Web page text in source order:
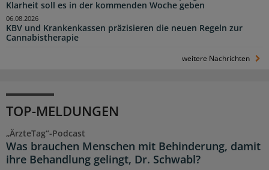
Klarheit soll es in der kommenden Woche geben
KBV und Krankenkassen präzisieren die neuen Regeln zur
Cannabistherapie
06.08.2026
weitere Nachrichten
TOP-MELDUNGEN
„ÄrzteTag“-Podcast
Was brauchen Menschen mit Behinderung, damit
ihre Behandlung gelingt, Dr. Schwabl?